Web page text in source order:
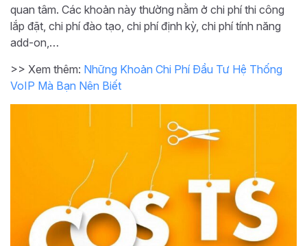
quan tâm. Các khoản này thường nằm ở chi phí thi công
lắp đặt, chi phí đào tạo, chi phí định kỳ, chi phí tính năng
add-on,…
>> Xem thêm: Những Khoản Chi Phí Đầu Tư Hệ Thống
VoIP Mà Bạn Nên Biết